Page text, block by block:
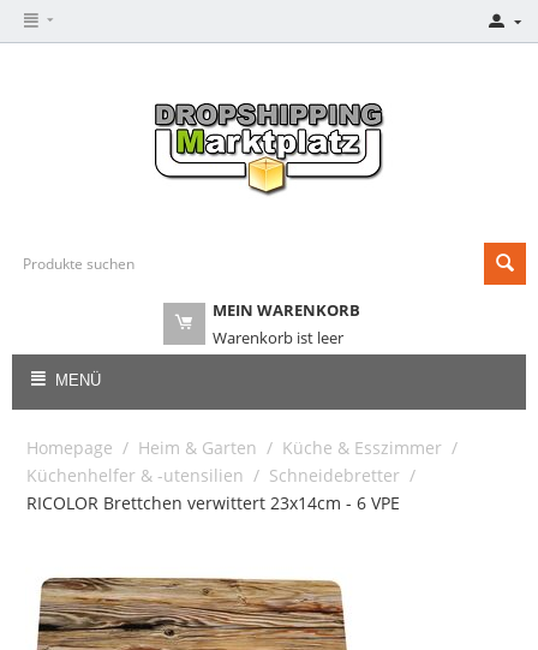
MEIN WARENKORB
Warenkorb ist leer
MENÜ
Homepage / Heim & Garten / Küche & Esszimmer /
Küchenhelfer & -utensilien / Schneidebretter /
RICOLOR Brettchen verwittert 23x14cm - 6 VPE